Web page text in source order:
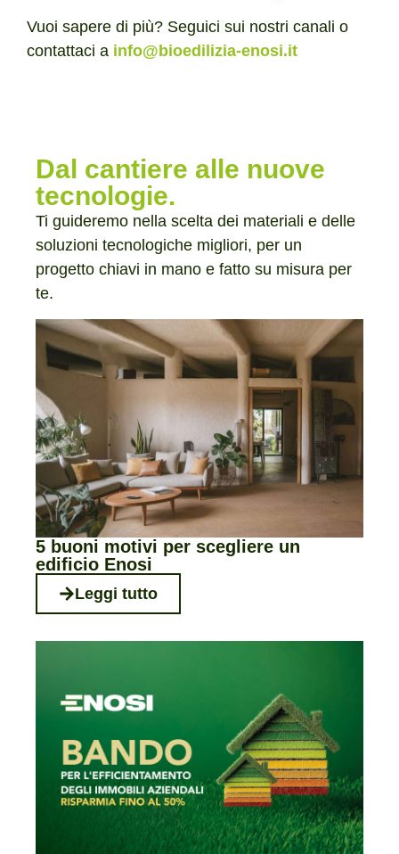
Vuoi sapere di più? Seguici sui nostri canali o
contattaci a info@bioedilizia-enosi.it
Dal cantiere alle nuove
tecnologie.
Ti guideremo nella scelta dei materiali e delle
soluzioni tecnologiche migliori, per un
progetto chiavi in mano e fatto su misura per
te.
5 buoni motivi per scegliere un
edificio Enosi
Leggi tutto